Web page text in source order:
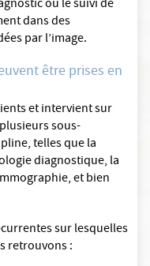
ou le suivi de
dans des
par l’image.
être prises en
et intervient sur
sous-
telles que la
diagnostique, la
et bien
sur lesquelles
retrouvons :